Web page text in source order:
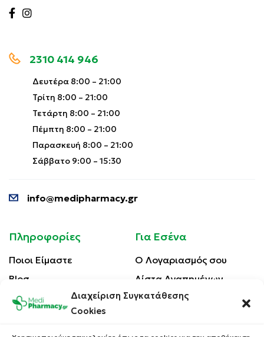
Διαχείριση Συγκατάθεσης
Cookies
2310 414 946
Δευτέρα 8:00 – 21:00
Τρίτη 8:00 – 21:00
Τετάρτη 8:00 – 21:00
Πέμπτη 8:00 – 21:00
Παρασκευή 8:00 – 21:00
Σάββατο 9:00 – 15:30
info@medipharmacy.gr
Πληροφορίες
Ποιοι Είμαστε
Blog
Επικοινωνία
Για Εσένα
Ο Λογαριασμός σου
Λίστα Αγαπημένων
Οι Παραγγελίες σου